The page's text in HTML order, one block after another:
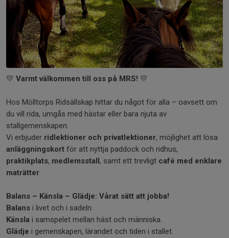
💛 Varmt välkommen till oss på MRS! 💛
Hos Mölltorps Ridsällskap hittar du något för alla – oavsett om
du vill rida, umgås med hästar eller bara njuta av
stallgemenskapen.
Vi erbjuder ridlektioner och privatlektioner, möjlighet att lösa
anläggningskort för att nyttja paddock och ridhus,
praktikplats, medlemsstall, samt ett trevligt café med enklare
maträtter.
Balans – Känsla – Glädje: Vårat sätt att jobba!
Balans i livet och i sadeln.
Känsla i samspelet mellan häst och människa.
Glädje i gemenskapen, lärandet och tiden i stallet.